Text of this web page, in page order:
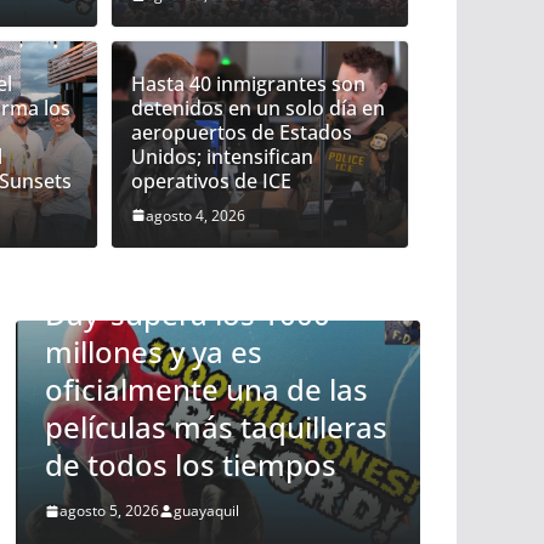
el Festival que transforma los
en una experiencia musical
Sunsets
los
Hasta 40 inmigrantes son
detenidos en un solo día en
aeropuertos de Estados
Unidos; intensifican
operativos de ICE
agosto 4, 2026
DEPORTES
Italia: el emotivo adiós a
Franco Baresi, en un
funeral multitudinario